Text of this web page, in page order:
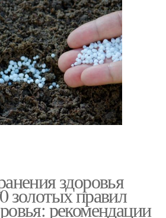
здоровья
золотых правил
рекомендации